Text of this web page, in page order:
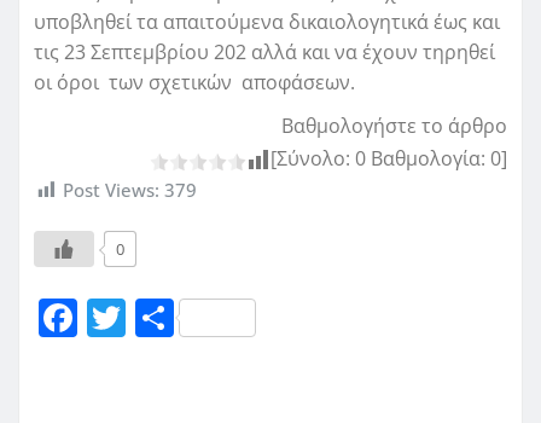
υποβληθεί τα απαιτούμενα δικαιολογητικά έως και
τις 23 Σεπτεμβρίου 202 αλλά και να έχουν τηρηθεί
οι όροι των σχετικών αποφάσεων.
Βαθμολογήστε το άρθρο
[Σύνολο: 0 Βαθμολογία: 0]
Post Views: 379
0
F T Μ